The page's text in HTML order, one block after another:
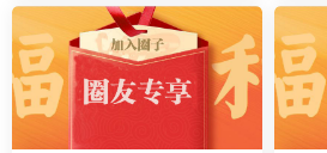
2个视频
源码